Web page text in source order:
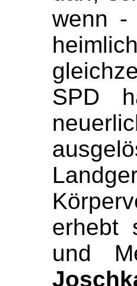
wenn -
SPD
erhebt
und